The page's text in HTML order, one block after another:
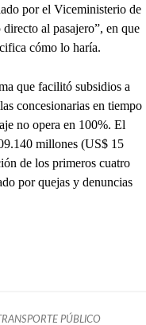
por el Viceministerio de
al pasajero”, en que
cómo lo haría.
que facilitó subsidios a
concesionarias en tiempo
no opera en 100%. El
millones (US$ 15
de los primeros cuatro
por quejas y denuncias
PÚBLICO